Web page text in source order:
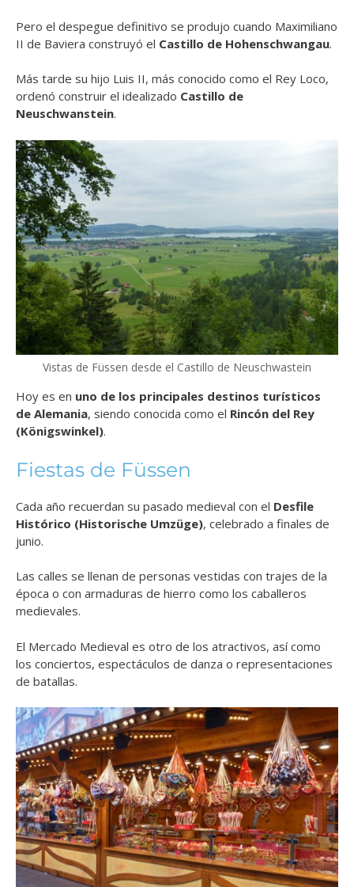
Pero el despegue definitivo se produjo cuando Maximiliano
II de Baviera construyó el Castillo de Hohenschwangau.
Más tarde su hijo Luis II, más conocido como el Rey Loco,
ordenó construir el idealizado Castillo de
Neuschwanstein.
Vistas de Füssen desde el Castillo de Neuschwastein
Hoy es en uno de los principales destinos turísticos
de Alemania, siendo conocida como el Rincón del Rey
(Königswinkel).
Fiestas de Füssen
Cada año recuerdan su pasado medieval con el Desfile
Histórico (Historische Umzüge), celebrado a finales de
junio.
Las calles se llenan de personas vestidas con trajes de la
época o con armaduras de hierro como los caballeros
medievales.
El Mercado Medieval es otro de los atractivos, así como
los conciertos, espectáculos de danza o representaciones
de batallas.